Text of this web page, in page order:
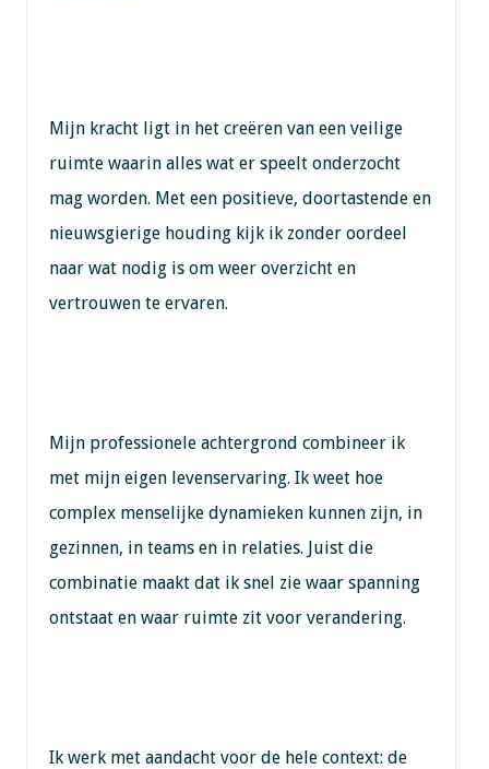
Mijn kracht ligt in het creëren van een veilige
ruimte waarin alles wat er speelt onderzocht
mag worden. Met een positieve, doortastende en
nieuwsgierige houding kijk ik zonder oordeel
naar wat nodig is om weer overzicht en
vertrouwen te ervaren.
Mijn professionele achtergrond combineer ik
met mijn eigen levenservaring. Ik weet hoe
complex menselijke dynamieken kunnen zijn, in
gezinnen, in teams en in relaties. Juist die
combinatie maakt dat ik snel zie waar spanning
ontstaat en waar ruimte zit voor verandering.
Ik werk met aandacht voor de hele context: de